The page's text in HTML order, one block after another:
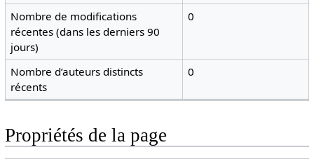
Nombre de modifications
récentes (dans les derniers 90
jours)
0
Nombre d’auteurs distincts
récents
0
Propriétés de la page